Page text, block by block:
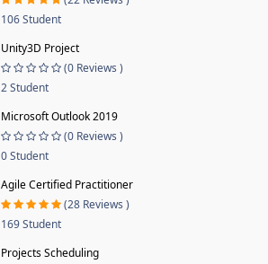
106 Student
Unity3D Project
(0 Reviews )
2 Student
Microsoft Outlook 2019
(0 Reviews )
0 Student
Agile Certified Practitioner
(28 Reviews )
169 Student
Projects Scheduling